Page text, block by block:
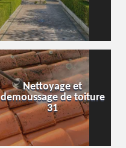
Nettoyage et
demoussage de toiture
31